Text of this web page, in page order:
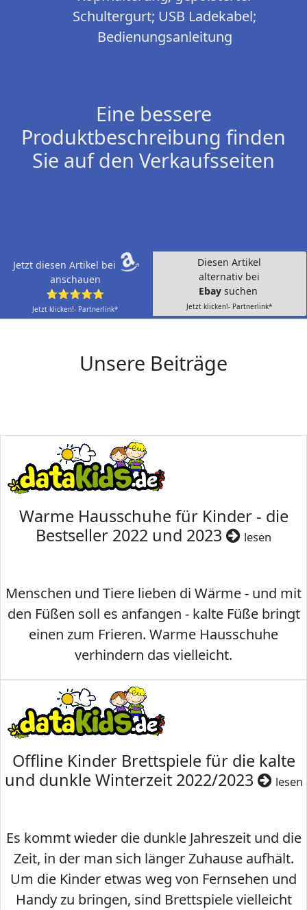
Schultergurt; USB Ladekabel;
Bedienungsanleitung
Eine bessere
Produktbeschreibung finden
Sie auf den Verkaufsseiten
Jetzt diesen Artikel bei
anschauen
⭐⭐⭐⭐⭐
Jetzt klicken!- Partnerlink*
Diesen Artikel
alternativ bei
Ebay suchen
Jetzt klicken!- Partnerlink*
Unsere Beiträge
Warme Hausschuhe für Kinder - die
Bestseller 2022 und 2023
lesen
Menschen und Tiere lieben di Wärme - und mit
den Füßen soll es anfangen - kalte Füße bringt
einen zum Frieren. Warme Hausschuhe
verhindern das vielleicht.
Offline Kinder Brettspiele für die kalte
und dunkle Winterzeit 2022/2023
lesen
Es kommt wieder die dunkle Jahreszeit und die
Zeit, in der man sich länger Zuhause aufhält.
Um die Kinder etwas weg von Fernsehen und
Handy zu bringen, sind Brettspiele vielleicht